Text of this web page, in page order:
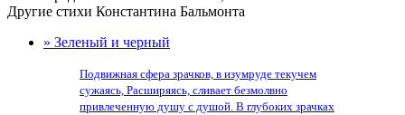
Другие стихи Константина Бальмонта
» Зеленый и черный
Подвижная сфера зрачков, в изумруде текучем
сужаясь, Расширяясь, сливает безмолвно
привлеченную душу с душой. В глубоких зрачках